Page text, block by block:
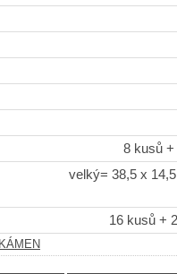
8 kusů
velký= 38,5 x
16 kusů +